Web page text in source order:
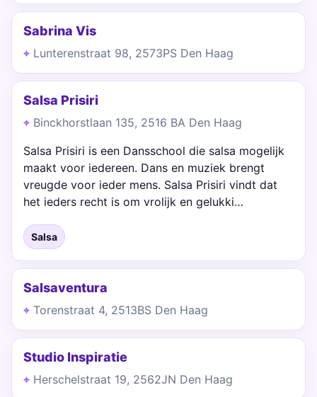
Sabrina Vis
Lunterenstraat 98, 2573PS Den Haag
Salsa Prisiri
Binckhorstlaan 135, 2516 BA Den Haag
Salsa Prisiri is een Dansschool die salsa mogelijk
maakt voor iedereen. Dans en muziek brengt
vreugde voor ieder mens. Salsa Prisiri vindt dat
het ieders recht is om vrolijk en gelukki…
Salsa
Salsaventura
Torenstraat 4, 2513BS Den Haag
Studio Inspiratie
Herschelstraat 19, 2562JN Den Haag